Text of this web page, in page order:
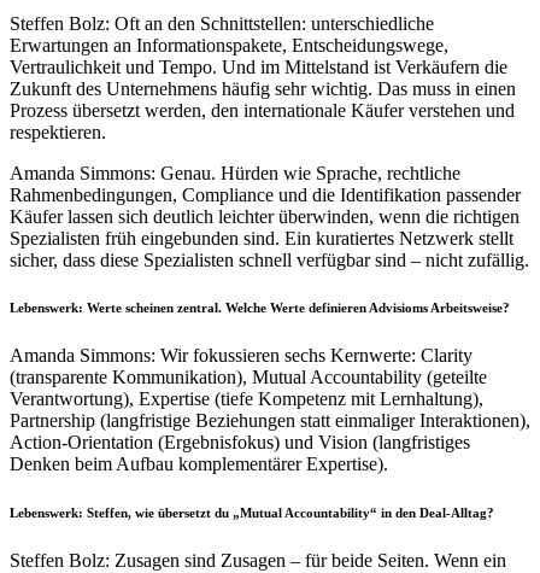
Steffen Bolz: Oft an den Schnittstellen: unterschiedliche
Erwartungen an Informationspakete, Entscheidungswege,
Vertraulichkeit und Tempo. Und im Mittelstand ist Verkäufern die
Zukunft des Unternehmens häufig sehr wichtig. Das muss in einen
Prozess übersetzt werden, den internationale Käufer verstehen und
respektieren.
Amanda Simmons: Genau. Hürden wie Sprache, rechtliche
Rahmenbedingungen, Compliance und die Identifikation passender
Käufer lassen sich deutlich leichter überwinden, wenn die richtigen
Spezialisten früh eingebunden sind. Ein kuratiertes Netzwerk stellt
sicher, dass diese Spezialisten schnell verfügbar sind – nicht zufällig.
Lebenswerk: Werte scheinen zentral. Welche Werte definieren Advisioms Arbeitsweise?
Amanda Simmons: Wir fokussieren sechs Kernwerte: Clarity
(transparente Kommunikation), Mutual Accountability (geteilte
Verantwortung), Expertise (tiefe Kompetenz mit Lernhaltung),
Partnership (langfristige Beziehungen statt einmaliger Interaktionen),
Action-Orientation (Ergebnisfokus) und Vision (langfristiges
Denken beim Aufbau komplementärer Expertise).
Lebenswerk: Steffen, wie übersetzt du „Mutual Accountability“ in den Deal-Alltag?
Steffen Bolz: Zusagen sind Zusagen – für beide Seiten. Wenn ein